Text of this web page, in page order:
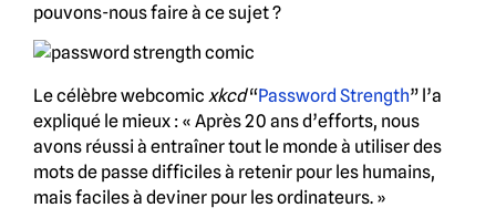
pouvons-nous faire à ce sujet ?
Le célèbre webcomic xkcd“Password Strength” l’a
expliqué le mieux : « Après 20 ans d’efforts, nous
avons réussi à entraîner tout le monde à utiliser des
mots de passe difficiles à retenir pour les humains,
mais faciles à deviner pour les ordinateurs. »